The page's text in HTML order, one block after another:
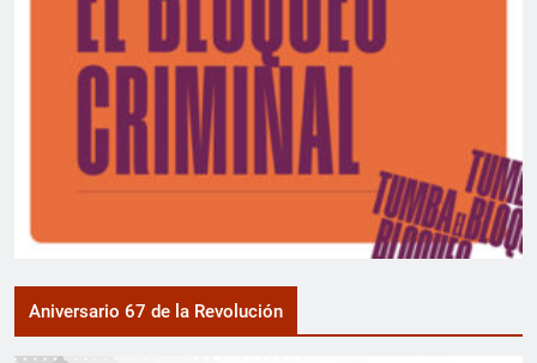
Aniversario 67 de la Revolución